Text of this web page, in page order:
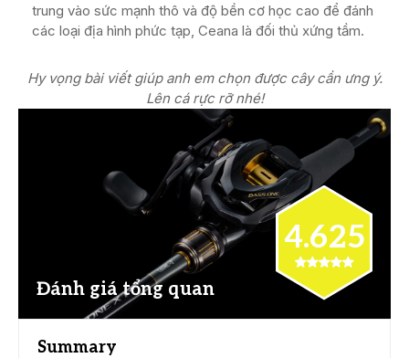
trung vào sức mạnh thô và độ bền cơ học cao để đánh
các loại địa hình phức tạp, Ceana là đối thủ xứng tầm.
Hy vọng bài viết giúp anh em chọn được cây cần ưng ý.
Lên cá rực rỡ nhé!
4.625
Đánh giá tổng quan
Summary